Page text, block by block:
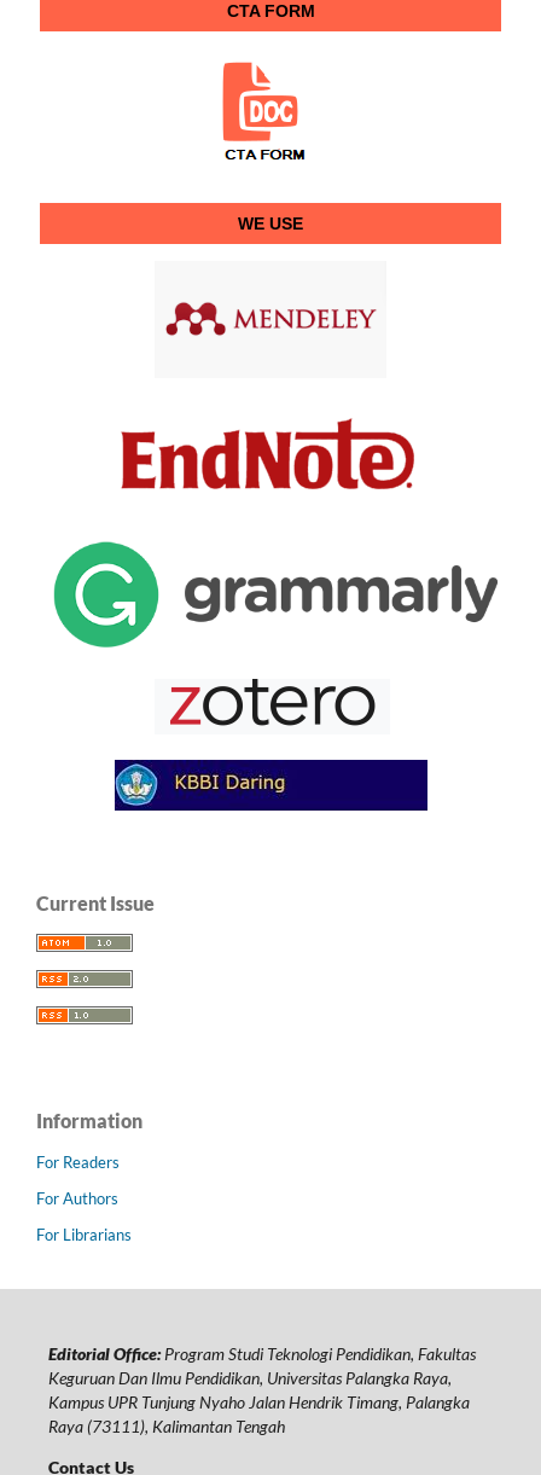
CTA FORM
WE USE
Current Issue
Information
For Readers
For Authors
For Librarians
Editorial Office:Program Studi Teknologi Pendidikan, Fakultas
Keguruan Dan Ilmu Pendidikan, Universitas Palangka Raya,
Kampus UPR Tunjung Nyaho Jalan Hendrik Timang, Palangka
Raya (73111), Kalimantan Tengah
Contact Us